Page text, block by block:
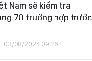
Nam sẽ kiểm tra
70 trường hợp trước
03/08/2026 09:26